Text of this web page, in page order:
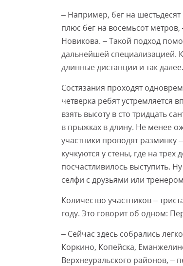
– Например, бег на
плюс бег на восемьсот
Новикова. – Такой подход
дальнейшей специализацией.
длинные дистанции и так далее.
Состязания проходят
четверка ребят устремляется
взять высоту в сто тридцать
в прыжках в длину. Не менее
участники проводят
кучкуются у стены, где на
посчастливилось выступить.
селфи с друзьями или
Количество участников –
году. Это говорит об одном:
– Сейчас здесь собрались
Коркино, Копейска,
Верхнеуральского районов, –